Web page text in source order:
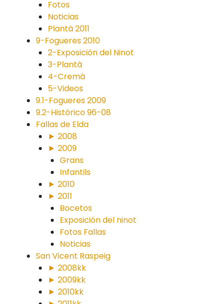
Fotos
Noticias
Plantà 2011
9-Fogueres 2010
2-Exposición del Ninot
3-Plantà
4-Cremà
5-Videos
9.1-Fogueres 2009
9.2-Histórico 96-08
Fallas de Elda
► 2008
► 2009
Grans
Infantils
► 2010
► 2011
Bocetos
Exposición del ninot
Fotos Fallas
Noticias
San Vicent Raspeig
► 2008kk
► 2009kk
► 2010kk